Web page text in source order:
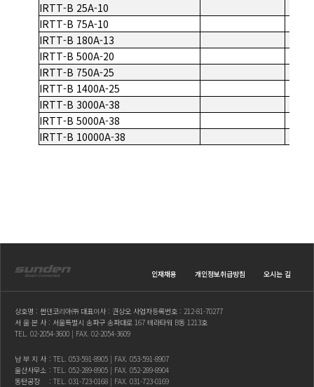
IRTT-B 25A-10
IRTT-B 75A-10
IRTT-B 180A-13
IRTT-B 500A-20
IRTT-B 750A-25
IRTT-B 1400A-25
IRTT-B 3000A-38
IRTT-B 5000A-38
IRTT-B 10000A-38
인재채용 개인정보취급방침 오시는 길
상호명 : 썬덴코리아㈜ 대표이사 : 권상오 사업자등록번호 : 212-81-70277
서 울 본 사 : 서울특별시 송파구 송파대로 167 테라타워 B동 1213호
TEL. 02-2054-3600 | FAX. 02-2054-3609
남 부 지 사 : TEL. 053-591-8905 | FAX. 053-591-8907
울산사무소 : TEL. 052-289-8905 | FAX. 052-289-8904
동탄공장
: TEL. 031-723-0168 | FAX. 031-723-0169